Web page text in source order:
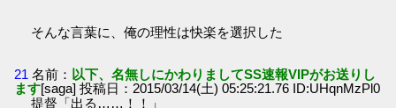
そんな言葉に、俺の理性は快楽を選択した
21 名前： 以下、名無しにかわりましてSS速報VIPがお送りし
ます[saga] 投稿日：2015/03/14(土) 05:25:21.76 ID:UHqnMzPl0
提督「出る……！！」